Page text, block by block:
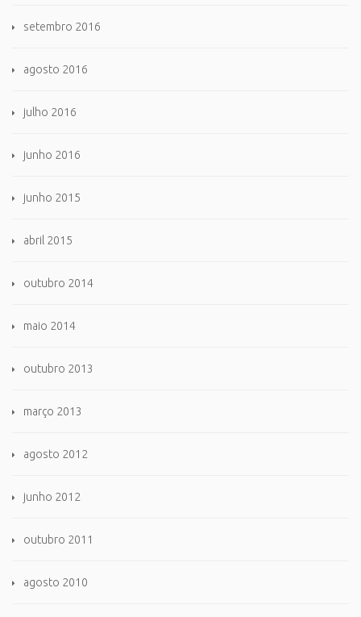
setembro 2016
agosto 2016
julho 2016
junho 2016
junho 2015
abril 2015
outubro 2014
maio 2014
outubro 2013
março 2013
agosto 2012
junho 2012
outubro 2011
agosto 2010